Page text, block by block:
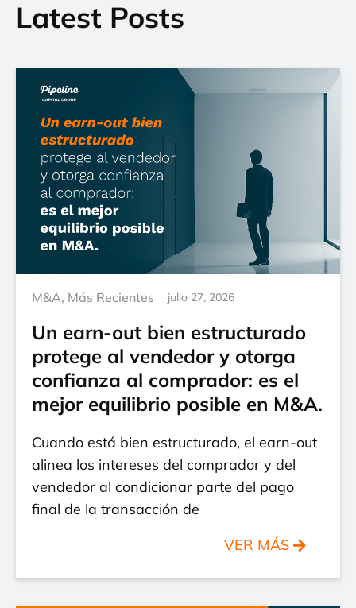
Latest Posts
M&A, Más Recientes julio 27, 2026
Un earn-out bien estructurado
protege al vendedor y otorga
confianza al comprador: es el
mejor equilibrio posible en M&A.
Cuando está bien estructurado, el earn-out
alinea los intereses del comprador y del
vendedor al condicionar parte del pago
final de la transacción de
VER MÁS